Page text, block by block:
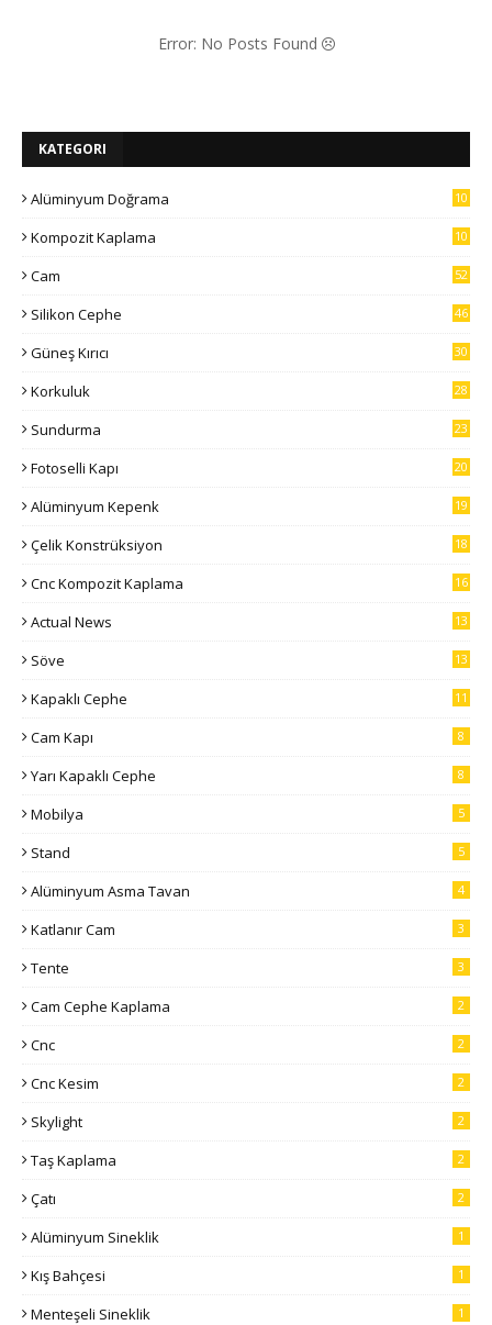
Error: No Posts Found
KATEGORI
Alüminyum Doğrama
10
Kompozit Kaplama
10
Cam 52
Silikon Cephe 46
Güneş Kırıcı 30
Korkuluk 28
Sundurma 23
Fotoselli Kapı 20
Alüminyum Kepenk 19
Çelik Konstrüksiyon 18
Cnc Kompozit Kaplama 16
Actual News 13
Söve 13
Kapaklı Cephe 11
Cam Kapı 8
Yarı Kapaklı Cephe 8
Mobilya 5
Stand 5
Alüminyum Asma Tavan 4
Katlanır Cam 3
Tente 3
Cam Cephe Kaplama 2
Cnc 2
Cnc Kesim 2
Skylight 2
Taş Kaplama 2
Çatı 2
Alüminyum Sineklik 1
Kış Bahçesi 1
Menteşeli Sineklik 1